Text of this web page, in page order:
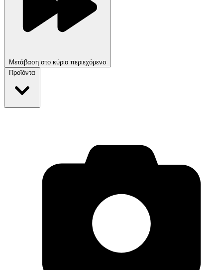
Μετάβαση στο κύριο περιεχόμενο
Προϊόντα